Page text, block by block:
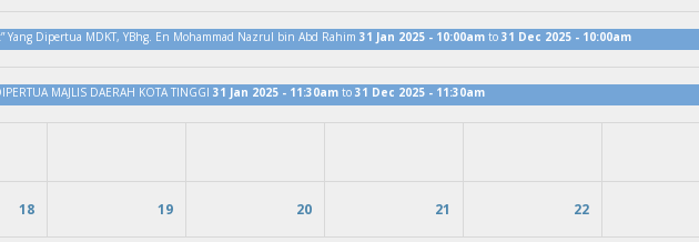
Yang Dipertua MDKT, YBhg. En Mohammad Nazrul bin Abd Rahim31 Jan 2025 - 10:00am to31 Dec 2025 - 10:00am
MAJLIS DAERAH KOTA TINGGI31 Jan 2025 - 11:30am to31 Dec 2025 - 11:30am
18 19 20 21 22